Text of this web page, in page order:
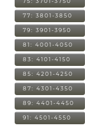
77: 3801-3850
79: 3901-3950
81: 4001-4050
83: 4101-4150
85: 4201-4250
87: 4301-4350
89: 4401-4450
91: 4501-4550